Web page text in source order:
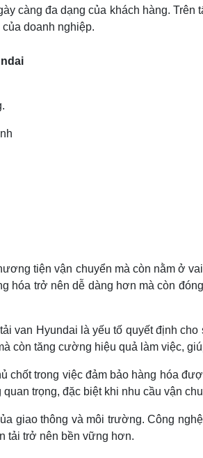
càng đa dạng của khách hàng.
doanh nghiệp.
tiện vận chuyển mà còn nằm ở
hóa trở nên dễ dàng hơn mà còn
van Hyundai là yếu tố quyết định
còn tăng cường hiệu quả làm việc,
trong việc đảm bảo hàng hóa
trọng, đặc biệt khi nhu cầu vận
giao thông và môi trường. Công
tải trở nên bền vững hơn.